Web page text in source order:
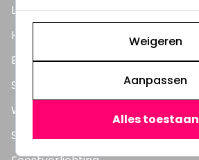
LED Panelen
Highbay's / Ufo's
Bouwlampen
Straatlampen
Wandlampen
Solar verlichting
Weigeren
Aanpassen
Alles toestaan